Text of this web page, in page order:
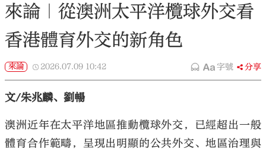
來論｜從澳洲太平洋欖球外交看
香港體育外交的新角色
來論 2026.07.09 10:42 字號 分享
文/朱兆麟、劉暢
澳洲近年在太平洋地區推動欖球外交，已經超出一般
體育合作範疇，呈現出明顯的公共外交、地區治理與